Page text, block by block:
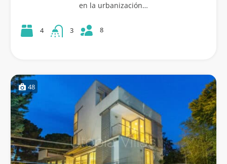
en la urbanización…
4 3 8
48